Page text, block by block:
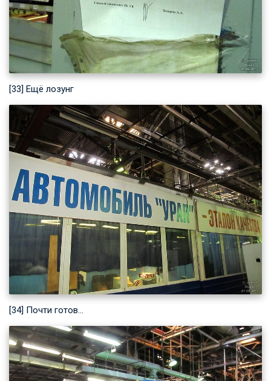
[33] Ещё лозунг
[34] Почти готов…